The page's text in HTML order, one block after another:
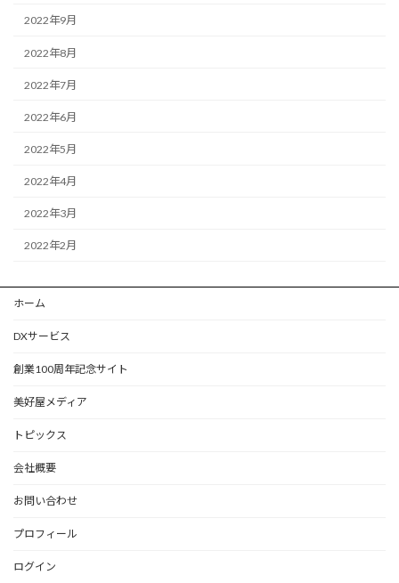
2022年9月
2022年8月
2022年7月
2022年6月
2022年5月
2022年4月
2022年3月
2022年2月
ホーム
DXサービス
創業100周年記念サイト
美好屋メディア
トピックス
会社概要
お問い合わせ
プロフィール
ログイン